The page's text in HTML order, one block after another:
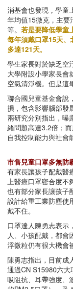
消基會也發現，學童
年均值15微克，主要
等。 若是要降低學童
每年須戴口罩15天
多達121天。
學生家長對於缺乏空
大學附設小學家長會
空氣清淨機。但是這
聯合國兒童基金會說
損，包含影響腦部發
兩研究分別指出，曝
緒問題高達3.2倍；
自我控制能力與社會
市售兒童口罩多無防
有家長讓孩子配戴醫
上醫療口罩密合度不
也有部分家長讓孩子
設計給重工業防塵使
戴不住。
口罩達人陳勇志表示
人、小孩配戴，都會
浮微粒仍有很大機會
陳勇志指出，目前成
通過CN S15980六
吸阻抗、耳帶強度、